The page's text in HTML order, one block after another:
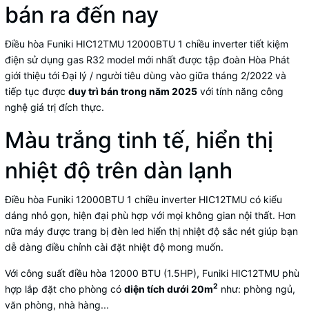
bán ra đến nay
Điều hòa Funiki HIC12TMU 12000BTU 1 chiều inverter tiết kiệm
điện sử dụng gas R32 model mới nhất được tập đoàn Hòa Phát
giới thiệu tới Đại lý / người tiêu dùng vào giữa tháng 2/2022 và
tiếp tục được duy trì bán trong năm 2025 với tính năng công
nghệ giá trị đích thực.
Màu trắng tinh tế, hiển thị
nhiệt độ trên dàn lạnh
Điều hòa Funiki 12000BTU 1 chiều inverter HIC12TMU có kiểu
dáng nhỏ gọn, hiện đại phù hợp với mọi không gian nội thất. Hơn
nữa máy được trang bị đèn led hiển thị nhiệt độ sắc nét giúp bạn
dễ dàng điều chỉnh cài đặt nhiệt độ mong muốn.
Với công suất điều hòa 12000 BTU (1.5HP), Funiki HIC12TMU phù
hợp lắp đặt cho phòng có diện tích dưới 20m2 như: phòng ngủ,
văn phòng, nhà hàng...